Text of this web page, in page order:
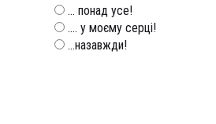
... понад усе!
.... у моєму серці!
...назавжди!